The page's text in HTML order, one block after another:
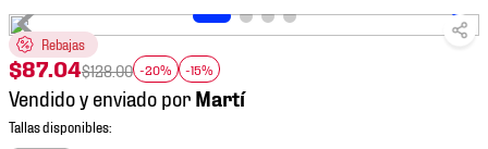
Rebajas
$87.04$128.00 -20% -15%
Vendido y enviado por
2.
tenis hombre
3.
tenis
4.
tenis futbol